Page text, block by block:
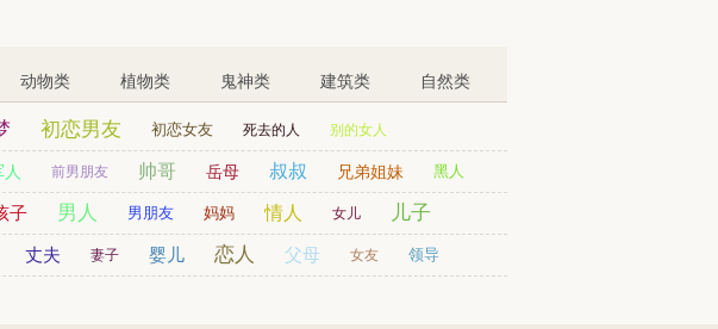
动物类 植物类 鬼神类 建筑类 自然类
初恋男友 初恋女友 死去的人 别的女人
前男朋友 帅哥 岳母 叔叔 兄弟姐妹 黑人
子 男人 男朋友 妈妈 情人 女儿 儿子
丈夫 妻子 婴儿 恋人 父母 女友 领导